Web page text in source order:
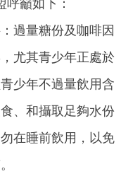
籲如下：
過量糖份及咖啡因
尤其青少年正處於
少年不過量飲用含
、和攝取足夠水份
在睡前飲用，以免